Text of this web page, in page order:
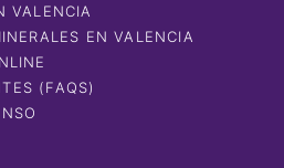
VALENCIA
EN VALENCIA
(FAQS)